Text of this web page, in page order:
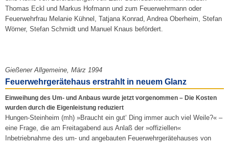
Thomas Eckl und Markus Hofmann und zum Feuerwehrmann oder
Feuerwehrfrau Melanie Kühnel, Tatjana Konrad, Andrea Oberheim, Stefan
Wörner, Stefan Schmidt und Manuel Knaus befördert.
Gießener Allgemeine, März 1994
Feuerwehrgerätehaus erstrahlt in neuem Glanz
Einweihung des Um- und Anbaus wurde jetzt vorgenommen – Die Kosten
wurden durch die Eigenleistung reduziert
Hungen-Steinheim (mh) »Braucht ein gut‘ Ding immer auch viel Weile?« –
eine Frage, die am Freitagabend aus Anlaß der »offiziellen«
Inbetriebnahme des um- und angebauten Feuerwehrgerätehauses von